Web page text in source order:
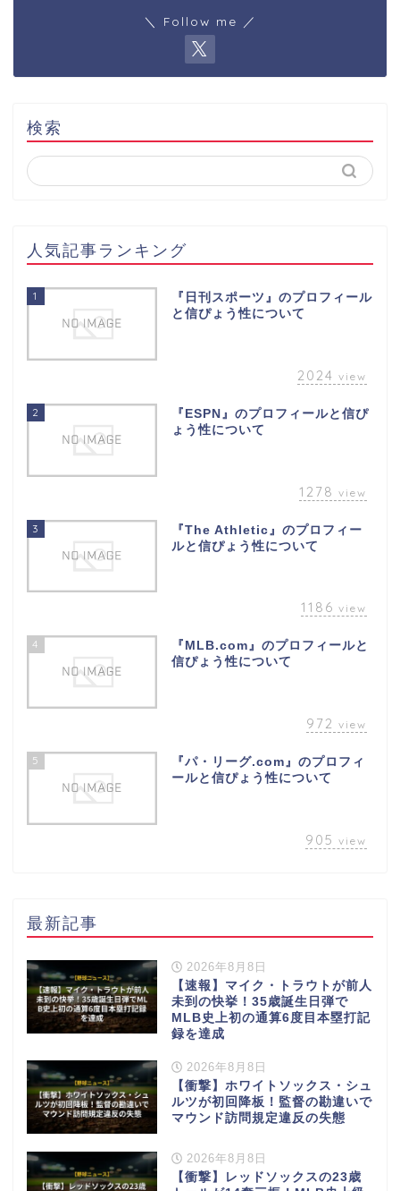
＼ Follow me ／
検索
人気記事ランキング
1
『日刊スポーツ』のプロフィール
と信ぴょう性について
2024 view
2
『ESPN』のプロフィールと信ぴ
ょう性について
1278 view
3
『The Athletic』のプロフィー
ルと信ぴょう性について
1186 view
4
『MLB.com』のプロフィールと
信ぴょう性について
972 view
5
『パ・リーグ.com』のプロフィ
ールと信ぴょう性について
905 view
最新記事
2026年8月8日
【速報】マイク・トラウトが前人
未到の快挙！35歳誕生日弾で
MLB史上初の通算6度目本塁打記
録を達成
2026年8月8日
【衝撃】ホワイトソックス・シュ
ルツが初回降板！監督の勘違いで
マウンド訪問規定違反の失態
2026年8月8日
【衝撃】レッドソックスの23歳